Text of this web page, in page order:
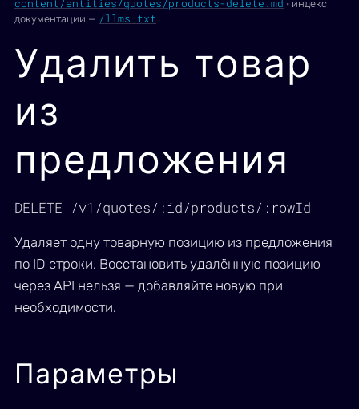
content/entities/quotes/products-delete.md · индекс
документации — /llms.txt
Удалить товар
из
предложения
DELETE /v1/quotes/:id/products/:rowId
Удаляет одну товарную позицию из предложения
по ID строки. Восстановить удалённую позицию
через API нельзя — добавляйте новую при
необходимости.
Параметры